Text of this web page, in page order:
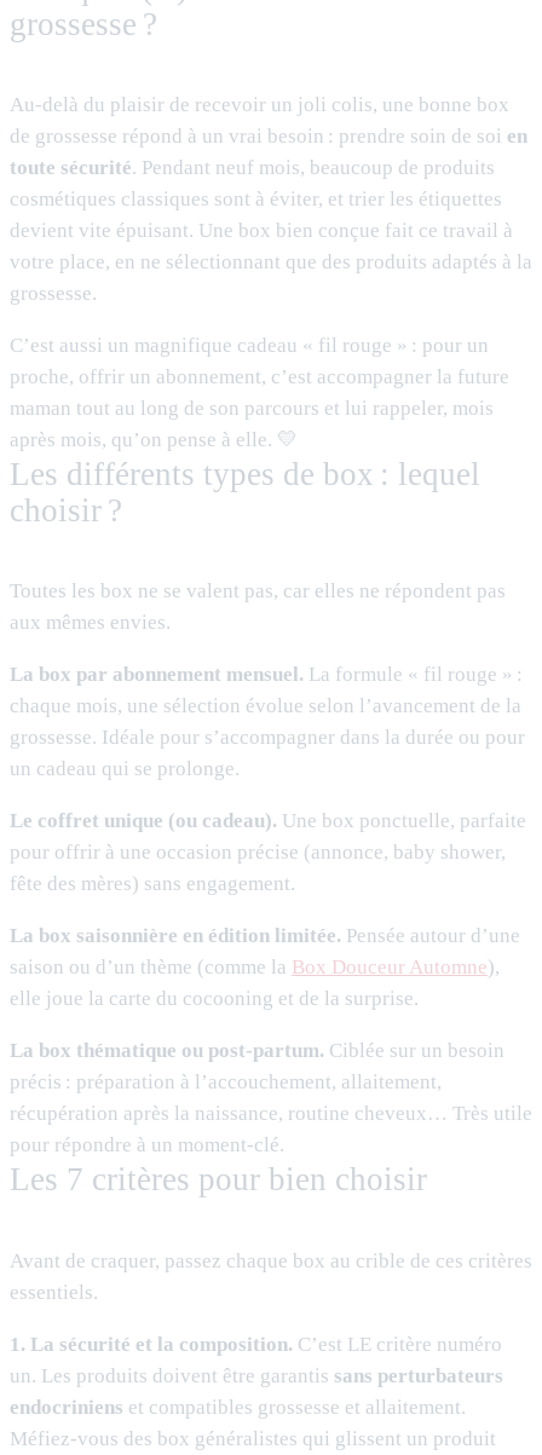
grossesse ?
Au-delà du plaisir de recevoir un joli colis, une bonne box
de grossesse répond à un vrai besoin : prendre soin de soi en
toute sécurité. Pendant neuf mois, beaucoup de produits
cosmétiques classiques sont à éviter, et trier les étiquettes
devient vite épuisant. Une box bien conçue fait ce travail à
votre place, en ne sélectionnant que des produits adaptés à la
grossesse.
C’est aussi un magnifique cadeau « fil rouge » : pour un
proche, offrir un abonnement, c’est accompagner la future
maman tout au long de son parcours et lui rappeler, mois
après mois, qu’on pense à elle. 💛
Les différents types de box : lequel
choisir ?
Toutes les box ne se valent pas, car elles ne répondent pas
aux mêmes envies.
La box par abonnement mensuel. La formule « fil rouge » :
chaque mois, une sélection évolue selon l’avancement de la
grossesse. Idéale pour s’accompagner dans la durée ou pour
un cadeau qui se prolonge.
Le coffret unique (ou cadeau). Une box ponctuelle, parfaite
pour offrir à une occasion précise (annonce, baby shower,
fête des mères) sans engagement.
La box saisonnière en édition limitée. Pensée autour d’une
saison ou d’un thème (comme la Box Douceur Automne),
elle joue la carte du cocooning et de la surprise.
La box thématique ou post-partum. Ciblée sur un besoin
précis : préparation à l’accouchement, allaitement,
récupération après la naissance, routine cheveux… Très utile
pour répondre à un moment-clé.
Les 7 critères pour bien choisir
Avant de craquer, passez chaque box au crible de ces critères
essentiels.
1. La sécurité et la composition. C’est LE critère numéro
un. Les produits doivent être garantis sans perturbateurs
endocriniens et compatibles grossesse et allaitement.
Méfiez-vous des box généralistes qui glissent un produit